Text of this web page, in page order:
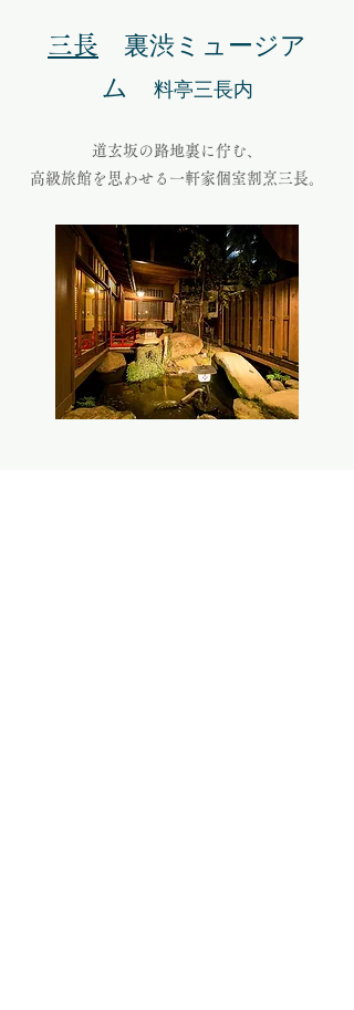
三長
裏渋ミュージア
ム
料亭三長内
道玄坂の路地裏に佇む、
高級旅館を思わせる一軒家個室割烹三長。